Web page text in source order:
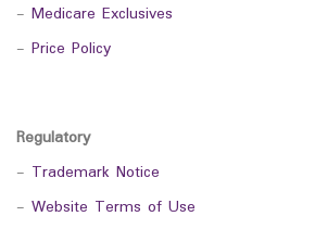
- Medicare Exclusives
- Price Policy
Regulatory
- Trademark Notice
- Website Terms of Use